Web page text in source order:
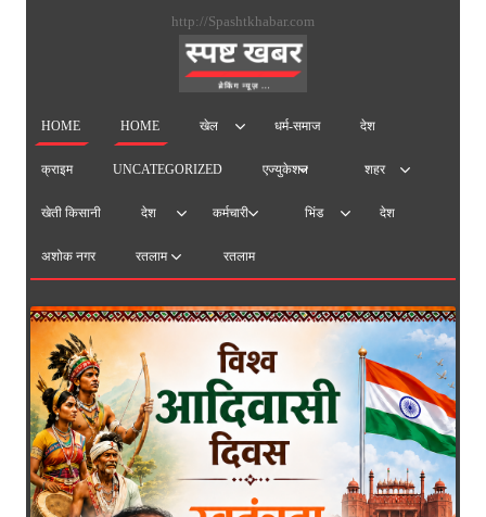
http://Spashtkhabar.com
HOME HOME खेल धर्म-समाज देश
क्राइम UNCATEGORIZED एज्युकेशन शहर
खेती किसानी देश कर्मचारी भिंड देश
अशोक नगर रतलाम रतलाम